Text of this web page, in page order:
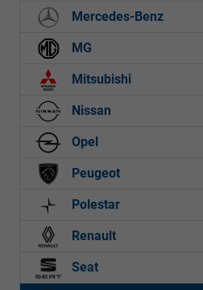
Mercedes-Benz
MG
Mitsubishi
Nissan
Opel
Peugeot
Polestar
Renault
Seat